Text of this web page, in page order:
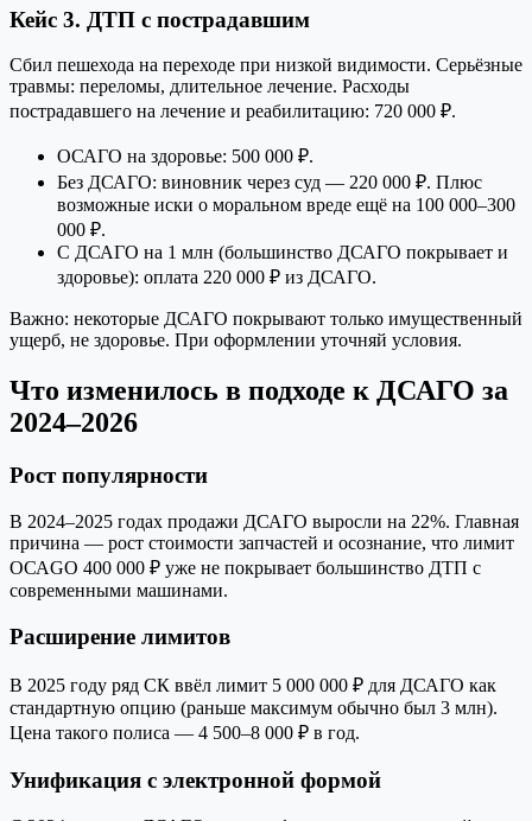
Кейс 3. ДТП с пострадавшим
Сбил пешехода на переходе при низкой видимости. Серьёзные
травмы: переломы, длительное лечение. Расходы
пострадавшего на лечение и реабилитацию: 720 000 ₽.
ОСАГО на здоровье: 500 000 ₽.
Без ДСАГО: виновник через суд — 220 000 ₽. Плюс
возможные иски о моральном вреде ещё на 100 000–300
000 ₽.
С ДСАГО на 1 млн (большинство ДСАГО покрывает и
здоровье): оплата 220 000 ₽ из ДСАГО.
Важно: некоторые ДСАГО покрывают только имущественный
ущерб, не здоровье. При оформлении уточняй условия.
Что изменилось в подходе к ДСАГО за
2024–2026
Рост популярности
В 2024–2025 годах продажи ДСАГО выросли на 22%. Главная
причина — рост стоимости запчастей и осознание, что лимит
ОСАGO 400 000 ₽ уже не покрывает большинство ДТП с
современными машинами.
Расширение лимитов
В 2025 году ряд СК ввёл лимит 5 000 000 ₽ для ДСАГО как
стандартную опцию (раньше максимум обычно был 3 млн).
Цена такого полиса — 4 500–8 000 ₽ в год.
Унификация с электронной формой